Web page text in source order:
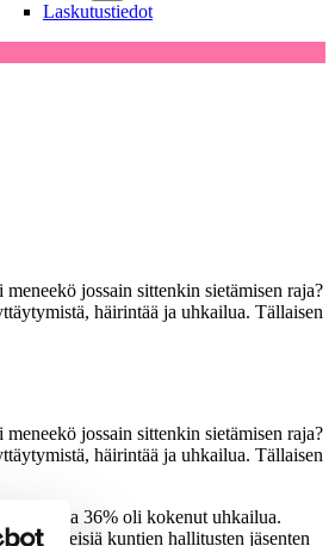
Laskutustiedot
jossain sittenkin sietämisen raja?
häirintää ja uhkailua. Tällaisen
jossain sittenkin sietämisen raja?
häirintää ja uhkailua. Tällaisen
36% oli kokenut uhkailua.
yleisiä kuntien hallitusten jäsenten